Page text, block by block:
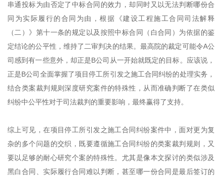
串通投标为由否定了中标合同的效力，却同时又以无法判断哪份合
同为实际履行的合同为由，根据《建设工程施工合同司法解释
（二）》第十一条的规定以及按照中标合同（白合同）为依据的鉴
定结论的公平性，维持了二审判决的结果。最高院的裁定可能令A公
司感到有一些意外，却正是B公司从一开始就既定的目标。应该说，
正是B公司全面掌握了项目停工所引发之施工合同纠纷的处理实务，
结合类案裁判规则深度研究案件的特殊性，从而准确判断了在类似
纠纷中公平性对于司法裁判的重要影响，最终赢得了支持。
综上可见，在项目停工所引发之施工合同纠纷案件中，面对更为复
杂的多个问题的交织，既要遵循施工合同纠纷的类案裁判规则，又
要以足够的耐心研究个案的特殊性。尤其是像本文探讨的类似涉及
黑白合同、实际履行合同难以判断，甚至哪一份合同是最后签订的